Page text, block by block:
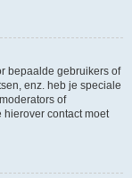
bepaalde gebruikers of
enz. heb je speciale
of
contact moet